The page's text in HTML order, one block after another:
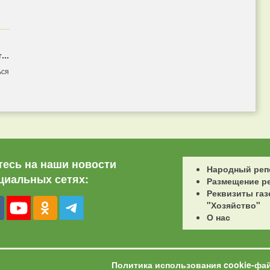
на наши новости
сетях:
Народный
Размещение
Реквизиты
"Хозяйство"
О нас
Политика использования cookie-